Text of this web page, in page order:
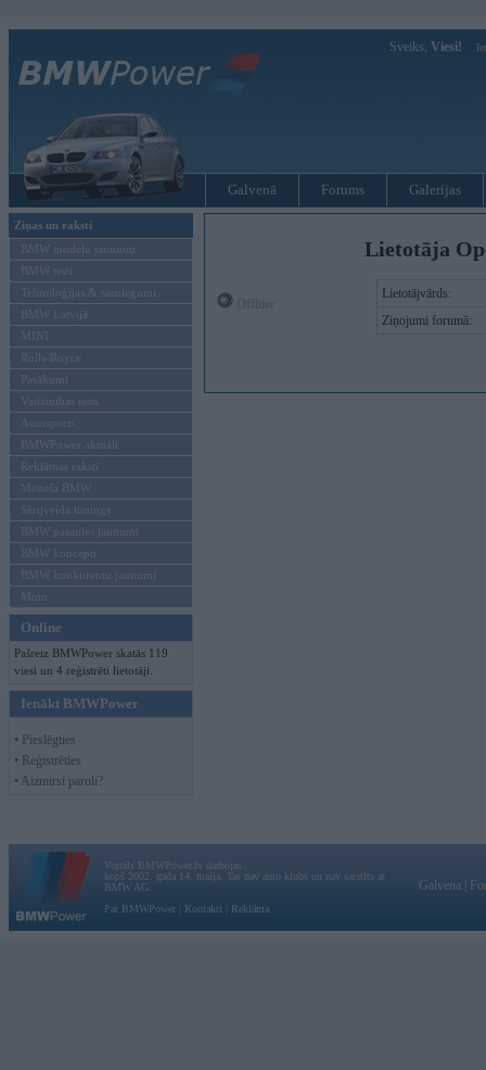
Sveiks, Viesi!
Galvenā Forums Galerijas
Ziņas un raksti
BMW modeļu jaunumi
BMW testi
Tehnoloģijas & sasniegumi
BMW Latvijā
MINI
Rolls-Royce
Pasākumi
Vadāmības tests
Autosports
BMWPower aktuāli
Reklāmas raksti
Mēneša BMW
Sērijveida tūnings
BMW pasaules jaunumi
BMW koncepti
BMW konkurentu jaunumi
Moto
Online
Pašreiz BMWPower skatās 119
viesi un 4 reģistrēti lietotāji.
Ienākt BMWPower
• Pieslēgties
• Reģistrēties
• Aizmirsi paroli?
Lietotāja
Lietotājvārds:
Ziņojumi forumā:
Vortāls BMWPower.lv darbojas
kopš 2002. gada 14. maija. Tas nav auto klubs un nav saistīts ar
BMW AG.
Par BMWPower
Kontakti Reklāma
Galvena